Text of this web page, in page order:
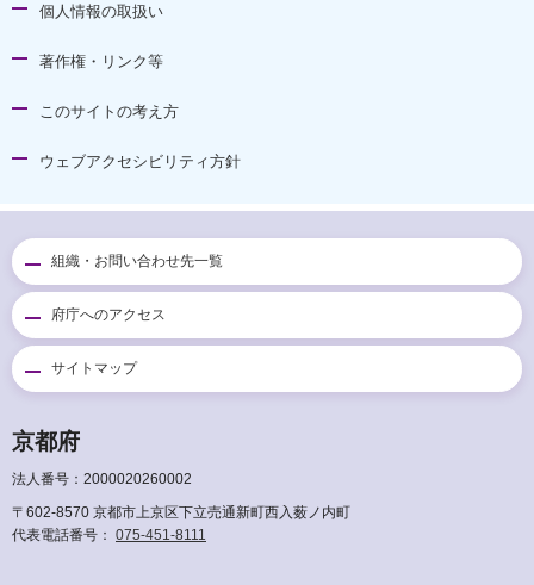
個人情報の取扱い
著作権・リンク等
このサイトの考え方
ウェブアクセシビリティ方針
組織・お問い合わせ先一覧
府庁へのアクセス
サイトマップ
京都府
法人番号：2000020260002
〒602-8570 京都市上京区下立売通新町西入薮ノ内町
代表電話番号： 075-451-8111